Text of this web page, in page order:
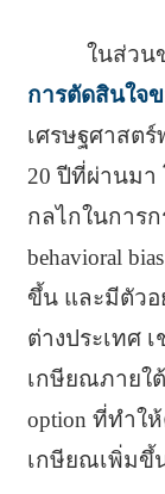
ในส่วน
การตัดสินใจข
เศรษฐศาสต
20 ปีที่ผ่านมา
กลไกในการ
behavioral
ขึ้น และมีตัวอ
ต่างประเทศ
เกษียณภายใต้
option ที่ทำใ
เกษียณเพิ่มขึ้